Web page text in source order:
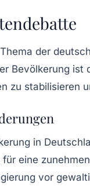
der
Bevölkerung
zu stabilisieren
in
eine
vor